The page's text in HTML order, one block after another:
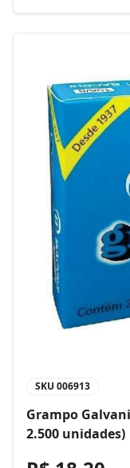
SKU 006913
Grampo
2.500 unidades)